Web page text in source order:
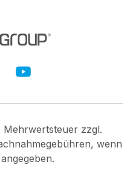
Mehrwertsteuer zzgl.
wenn